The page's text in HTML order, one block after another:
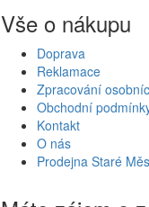
Vše o nákupu
Doprava
Reklamace
Zpracování
Obchodní
Kontakt
O nás
Prodejna Staré